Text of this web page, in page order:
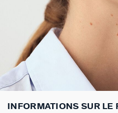
BOUCLES D'OREILLES À L'UNITÉ
BOUCLES D'OREILLES CLIPS
SET DE 3
BOUCLES D'OREILLES ARGENTÉES
PENDENTIFS
COLLIERS DORÉS
COLLIERS ARGENTÉS
BRACELETS À COMPOSER
MONTRES
CHAÎNES DE CHEVILLE
BAGUES ARGENTÉES
CHEVALIÈRES
PAMPILLES CRÉOLES
BOUCLES D'OREILLES COMPATIBLES
BRACELETS COMPATIBLES
PIERCINGS DORÉS
PIERCINGS ARGENTÉS
NOS LOOKS
CEINTURES
PORTE CLÉS
ARGENT SIGNATURE
MADELEINE
TALISMANS
SACRE COEUR
MY AGATHA CLUB
NOUS REJOINDRE
NOUS CONTACTER
FAQ
INFORMATIONS SUR LE